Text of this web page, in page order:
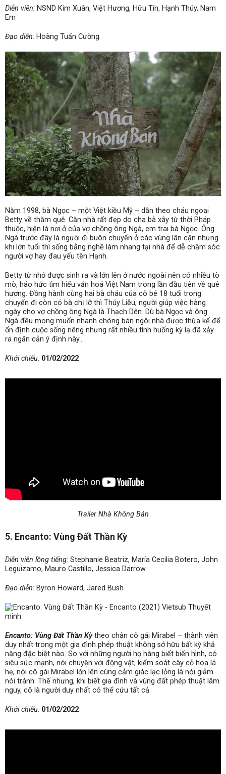
Diễn viên: NSND Kim Xuân, Việt Hương, Hữu Tín, Hạnh Thúy, Nam
Em
Đạo diễn: Hoàng Tuấn Cường
Năm 1998, bà Ngọc – một Việt kiều Mỹ – dẫn theo cháu ngoại
Betty về thăm quê. Căn nhà rất đẹp do cha bà xây từ thời Pháp
thuộc, hiện là nơi ở của vợ chồng ông Ngà, em trai bà Ngọc. Ông
Ngà trước đây là người đi buôn chuyến ở các vùng lân cận nhưng
khi lớn tuổi thì sống bằng nghề làm nhang tại nhà để dễ chăm sóc
người vợ hay đau yếu tên Hạnh.
Betty từ nhỏ được sinh ra và lớn lên ở nước ngoài nên có nhiều tò
mò, háo hức tìm hiểu văn hoá Việt Nam trong lần đầu tiên về quê
hương. Đồng hành cùng hai bà cháu của cô bé 18 tuổi trong
chuyến đi còn có bà chị lỡ thì Thúy Liễu, người giúp việc hàng
ngày cho vợ chồng ông Ngà là Thạch Dên. Dù bà Ngọc và ông
Ngà đều mong muốn nhanh chóng bán ngôi nhà được thừa kế để
ổn định cuộc sống riêng nhưng rất nhiều tình huống kỳ lạ đã xảy
ra ngăn cản ý định này…
Khởi chiếu: 01/02/2022
Trailer Nhà Không Bán
5. Encanto: Vùng Đất Thần Kỳ
Diễn viên lồng tiếng: Stephanie Beatriz, María Cecilia Botero, John
Leguizamo, Mauro Castillo, Jessica Darrow
Đạo diễn: Byron Howard, Jared Bush
Encanto: Vùng Đất Thần Kỳ theo chân cô gái Mirabel – thành viên
duy nhất trong một gia đình phép thuật không sở hữu bất kỳ khả
năng đặc biệt nào. So với những người họ hàng biết biến hình, có
siêu sức mạnh, nói chuyện với động vật, kiểm soát cây cỏ hoa lá
hẹ, nói cô gái Mirabel lớn lên cùng cảm giác lạc lỏng là nói giảm
nói tránh. Thế nhưng, khi biết gia đình và vùng đất phép thuật lâm
nguy, cô là người duy nhất có thể cứu tất cả.
Khởi chiếu: 01/02/2022